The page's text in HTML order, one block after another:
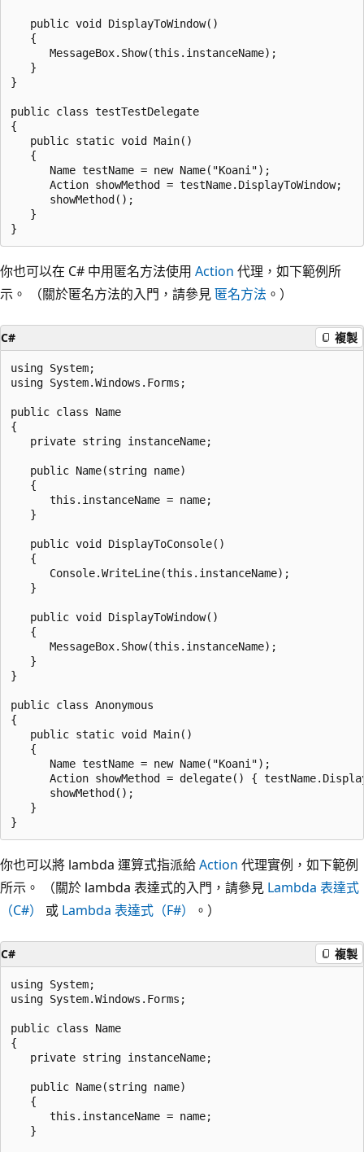
   public void DisplayToWindow()
   {
      MessageBox.Show(this.instanceName);
   }
}
public class testTestDelegate
{
   public static void Main()
   {
      Name testName = new Name("Koani");
      Action showMethod = testName.DisplayToWindow;
      showMethod();
   }
你也可以在 C# 中用匿名方法使用 Action 代理，如下範例所
示。 （關於匿名方法的入門，請參見匿名方法 。）
C# 複製
using System;
using System.Windows.Forms;
public class Name
{
   private string instanceName;
   public Name(string name)
   {
      this.instanceName = name;
   }
   public void DisplayToConsole()
   {
      Console.WriteLine(this.instanceName);
   }
   public void DisplayToWindow()
   {
      MessageBox.Show(this.instanceName);
   }
}
public class Anonymous
{
   public static void Main()
   {
      Name testName = new Name("Koani");
Action showMethod = delegate() {
      showMethod();
   }
你也可以將 lambda 運算式指派給Action 代理實例，如下範例
所示。 （關於 lambda 表達式的入門，請參見 Lambda 表達式
（C#）
或 Lambda 表達式（F#） 。）
C# 複製
using System;
using System.Windows.Forms;
public class Name
{
   private string instanceName;
   public Name(string name)
   {
      this.instanceName = name;
   }